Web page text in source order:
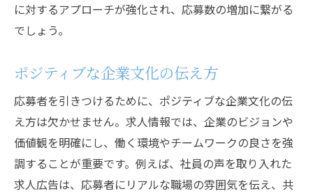
に対するアプローチが強化され、応募数の増加に繋がる
でしょう。
ポジティブな企業文化の伝え方
応募者を引きつけるために、ポジティブな企業文化の伝
え方は欠かせません。求人情報では、企業のビジョンや
価値観を明確にし、働く環境やチームワークの良さを強
調することが重要です。例えば、社員の声を取り入れた
求人広告は、応募者にリアルな職場の雰囲気を伝え、共